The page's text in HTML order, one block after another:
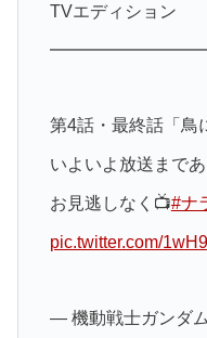
TVエディション
第4話・最終話「鳥
いよいよ放送まで
お見逃しなく📺#ナ
pic.twitter.com/
— 機動戦士ガンダ